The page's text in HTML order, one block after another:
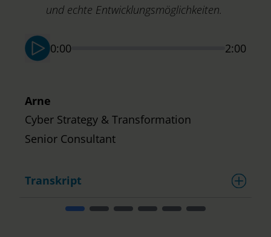
und echte Entwicklungsmöglichkeiten.
0:00 2:00
Arne
Cyber Strategy & Transformation
Senior Consultant
Transkript